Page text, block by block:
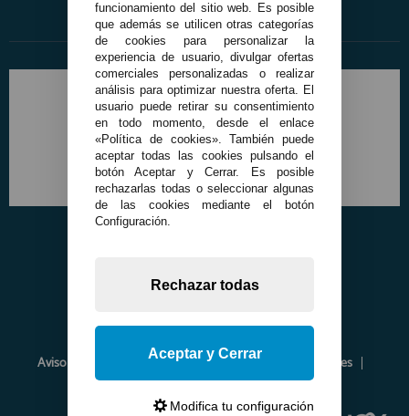
Aviso Legal Política de Privacidad
Política de Cookies
Envíos y Devoluciones
Opiniones
funcionamiento del sitio web. Es posible
que además se utilicen otras categorías
de cookies para personalizar la
experiencia de usuario, divulgar ofertas
comerciales personalizadas o realizar
análisis para optimizar nuestra oferta. El
usuario puede retirar su consentimiento
en todo momento, desde el enlace
«Política de cookies». También puede
aceptar todas las cookies pulsando el
botón Aceptar y Cerrar. Es posible
rechazarlas todas o seleccionar algunas
de las cookies mediante el botón
Configuración.
Rechazar todas
Aceptar y Cerrar
Modifica tu configuración